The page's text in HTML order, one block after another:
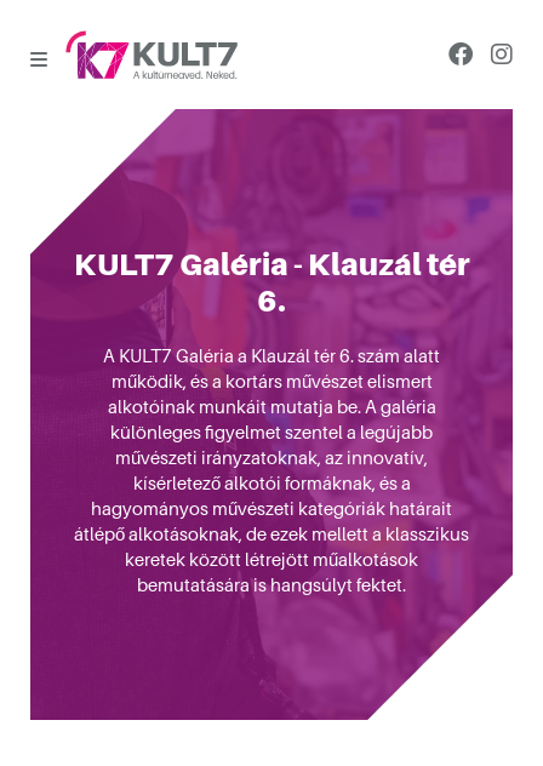
KULT7 Galéria - Klauzál tér
6.
A KULT7 Galéria a Klauzál tér 6. szám alatt
működik, és a kortárs művészet elismert
alkotóinak munkáit mutatja be. A galéria
különleges figyelmet szentel a legújabb
művészeti irányzatoknak, az innovatív,
kísérletező alkotói formáknak, és a
hagyományos művészeti kategóriák határait
átlépő alkotásoknak, de ezek mellett a klasszikus
keretek között létrejött műalkotások
bemutatására is hangsúlyt fektet.